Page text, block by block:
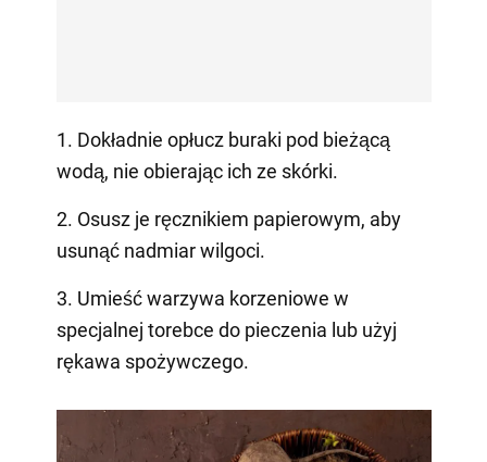
1. Dokładnie opłucz buraki pod bieżącą
wodą, nie obierając ich ze skórki.
2. Osusz je ręcznikiem papierowym, aby
usunąć nadmiar wilgoci.
3. Umieść warzywa korzeniowe w
specjalnej torebce do pieczenia lub użyj
rękawa spożywczego.